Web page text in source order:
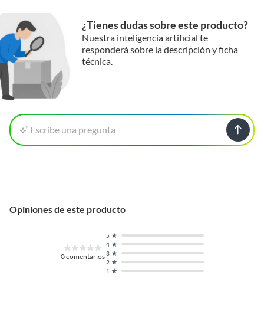
¿Tienes dudas sobre este producto?
Nuestra inteligencia artificial te
responderá sobre la descripción y ficha
técnica.
Escribe una pregunta
Opiniones de este producto
0comentarios
1
2
3
4
5